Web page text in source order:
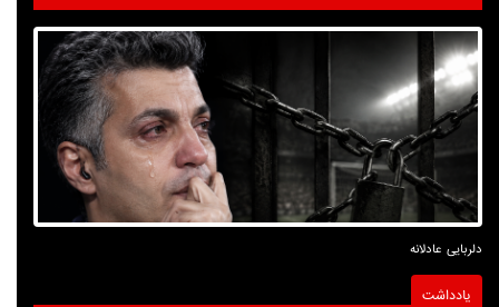
دلربایی عادلانه
یادداشت